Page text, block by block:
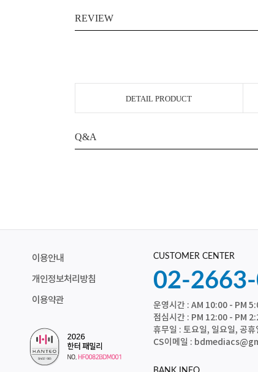
REVIEW
DETAIL PRODUCT
Q&A
이용안내
개인정보처리방침
이용약관
CUSTOMER CENTER
02-
운영시간 : AM 10:00 - PM
점심시간 : PM 12:00 - PM
휴무일 : 토요일, 일요일, 공휴
CS이메일 :